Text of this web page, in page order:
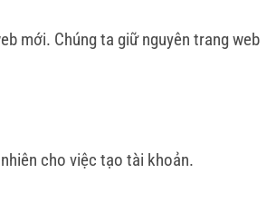
mới. Chúng ta giữ nguyên trang web
cho việc tạo tài khoản.